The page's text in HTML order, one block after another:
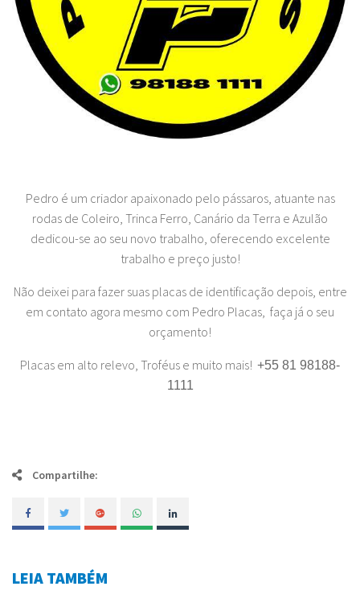
Pedro é um criador apaixonado pelo pássaros, atuante nas
rodas de Coleiro, Trinca Ferro, Canário da Terra e Azulão
dedicou-se ao seu novo trabalho, oferecendo excelente
trabalho e preço justo!
Não deixei para fazer suas placas de identificação depois, entre
em contato agora mesmo com Pedro Placas, faça já o seu
orçamento!
Placas em alto relevo, Troféus e muito mais! +55 81 98188-
1111
Compartilhe:
LEIA TAMBÉM